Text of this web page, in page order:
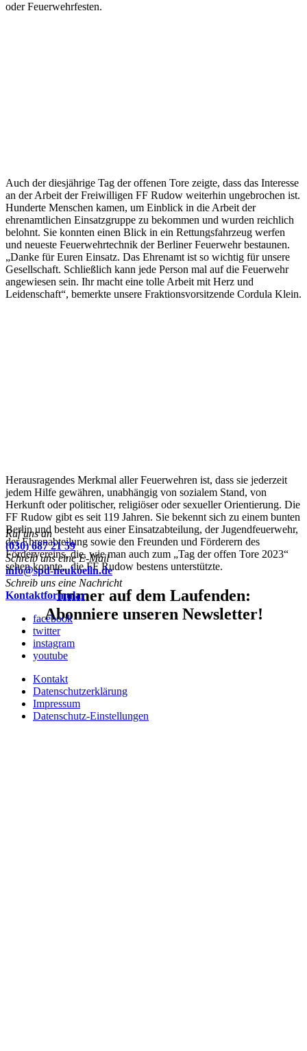
oder Feuerwehrfesten.
Auch der diesjährige Tag der offenen Tore zeigte, dass das Interesse
an der Arbeit der Freiwilligen FF Rudow weiterhin ungebrochen ist.
Hunderte Menschen kamen, um Einblick in die Arbeit der
ehrenamtlichen Einsatzgruppe zu bekommen und wurden reichlich
belohnt. Sie konnten einen Blick in ein Rettungsfahrzeug werfen
und neueste Feuerwehrtechnik der Berliner Feuerwehr bestaunen.
„Danke für Euren Einsatz. Das Ehrenamt ist so wichtig für unsere
Gesellschaft. Schließlich kann jede Person mal auf die Feuerwehr
angewiesen sein. Ihr macht eine tolle Arbeit mit Herz und
Leidenschaft“, bemerkte unsere Fraktionsvorsitzende Cordula Klein.
Herausragendes Merkmal aller Feuerwehren ist, dass sie jederzeit
jedem Hilfe gewähren, unabhängig von sozialem Stand, von
Herkunft oder politischer, religiöser oder sexueller Orientierung. Die
FF Rudow gibt es seit 119 Jahren. Sie bekennt sich zu einem bunten
Berlin und besteht aus einer Einsatzabteilung, der Jugendfeuerwehr,
der Ehrenabteilung sowie den Freunden und Förderern des
Fördervereins, die, wie man auch zum „Tag der offen Tore 2023“
sehen konnte, die FF Rudow bestens unterstützte.
Immer auf dem Laufenden:
Abonniere unseren Newsletter!
Ruf uns an
(030) 687 21 59
Schreib uns eine E-Mail
info@spd-neukoelln.de
Schreib uns eine Nachricht
Kontaktformular
facebook
twitter
instagram
youtube
Kontakt
Datenschutzerklärung
Impressum
Datenschutz-Einstellungen